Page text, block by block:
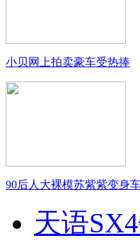
小贝网上拍卖豪车受热捧
90后人大裸模苏紫紫变身
天语